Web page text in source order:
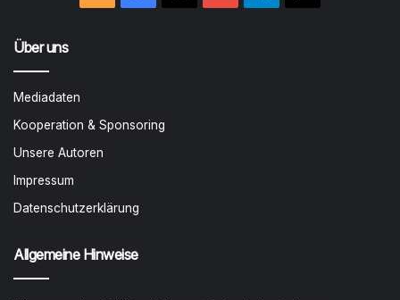
Über uns
Mediadaten
Kooperation & Sponsoring
Unsere Autoren
Impressum
Datenschutzerklärung
Allgemeine Hinweise